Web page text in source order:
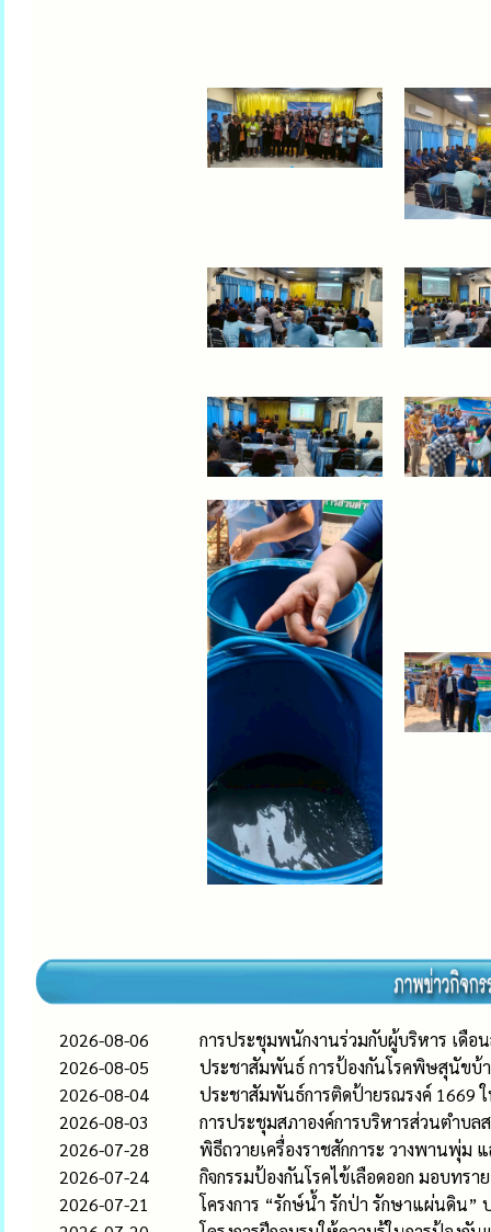
2026-08-06
การประชุมพนักงานร่วมกับผู้บริหาร เดื
2026-08-05
ประชาสัมพันธ์ การป้องกันโรคพิษสุนัขบ้า
2026-08-04
ประชาสัมพันธ์การติดป้ายรณรงค์ 1669
2026-08-03
การประชุมสภาองค์การบริหารส่วนตำบ
2026-07-28
พิธีถวายเครื่องราชสักการะ วางพานพุ่
2026-07-24
กิจกรรมป้องกันโรคไข้เลือดออก มอบทร
2026-07-21
โครงการ “รักษ์น้ำ รักป่า รักษาแผ่นดิน